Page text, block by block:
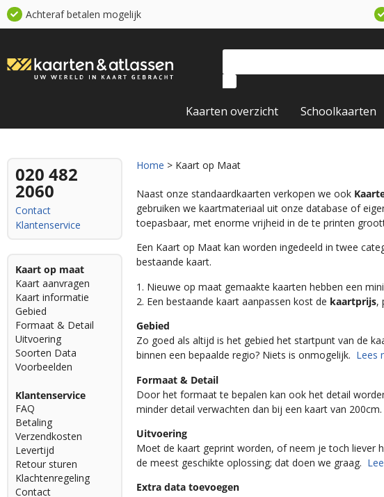
Achteraf betalen mogelijk
Kaarten overzicht Schoolkaarten
020 482
2060
Contact
Klantenservice
Kaart op maat
Kaart aanvragen
Kaart informatie
Gebied
Formaat & Detail
Uitvoering
Soorten Data
Voorbeelden
Klantenservice
FAQ
Betaling
Verzendkosten
Levertijd
Retour sturen
Klachtenregeling
Contact
Home > Kaart op Maat
Naast onze standaardkaarten verkopen we ook
gebruiken we kaartmateriaal uit onze database of
toepasbaar, met enorme vrijheid in de te printen
Een Kaart op Maat kan worden ingedeeld in twee
bestaande kaart.
1. Nieuwe op maat gemaakte kaarten hebben een
2. Een bestaande kaart aanpassen kost de kaartprijs,
Gebied
Zo goed als altijd is het gebied het startpunt van de
binnen een bepaalde regio? Niets is onmogelijk. Lees
Formaat & Detail
Door het formaat te bepalen kan ook het detail
minder detail verwachten dan bij een kaart van 200cm.
Uitvoering
Moet de kaart geprint worden, of neem je toch liever
de meest geschikte oplossing; dat doen we graag.
Extra data toevoegen